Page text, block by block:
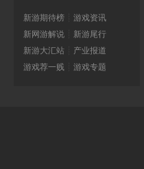
新游期待榜
游戏资讯
新网游解说
新游尾行
新游大汇站
产业报道
游戏荐一贱
游戏专题